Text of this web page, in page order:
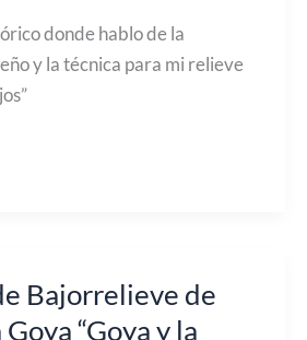
donde hablo de la
y la técnica para mi relieve
Bajorrelieve de
“Goya y la